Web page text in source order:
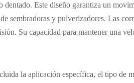
dentado. Este diseño garantiza un
sembradoras y pulverizadores. Las
Su capacidad para mantener una
la aplicación específica, el tipo de